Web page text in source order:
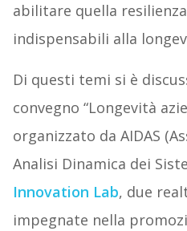
abilitare quella
indispensabili alla
Di questi temi si è
convegno “Longevità
organizzato da AIDAS
Analisi Dinamica dei
Innovation Lab, due
impegnate nella